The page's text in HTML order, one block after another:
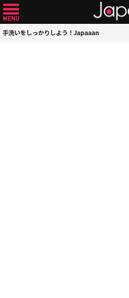
手洗いをしっかりしよう！Japaaan